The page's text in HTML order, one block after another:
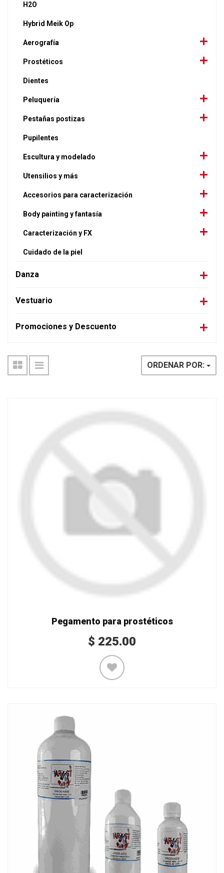
H2O
Hybrid Meik Op
Aerografía
Prostéticos
Dientes
Peluquería
Pestañas postizas
Pupilentes
Escultura y modelado
Utensilios y más
Accesorios para caracterización
Body painting y fantasía
Caracterización y FX
Cuidado de la piel
Danza
Vestuario
Promociones y Descuento
ORDENAR POR:
Pegamento para prostéticos
$ 225.00